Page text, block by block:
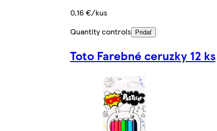
0,16 €/kus
Quantity controls
Pridať
Toto Farebné ceruzky 12 ks